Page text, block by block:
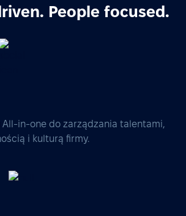
People focused.
All-in-one do zarządzania talentami,
i kulturą firmy.